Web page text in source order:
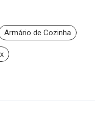
Armário de Cozinha